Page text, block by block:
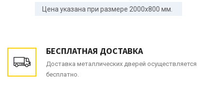
Цена указана при размере 2000x800 мм.
БЕСПЛАТНАЯ ДОСТАВКА
Доставка металлических дверей осуществляется
бесплатно.